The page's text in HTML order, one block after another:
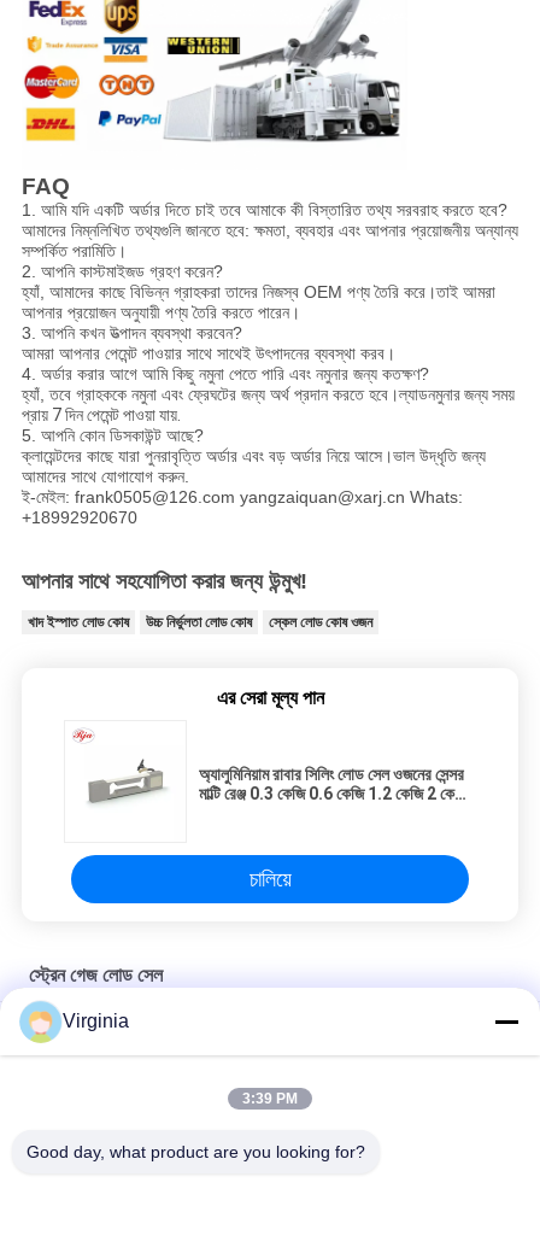
FAQ
1. আমি যদি একটি অর্ডার দিতে চাই তবে আমাকে কী বিস্তারিত তথ্য সরবরাহ করতে হবে?
আমাদের নিম্নলিখিত তথ্যগুলি জানতে হবে: ক্ষমতা, ব্যবহার এবং আপনার প্রয়োজনীয় অন্যান্য
সম্পর্কিত পরামিতি।
2. আপনি কাস্টমাইজড গ্রহণ করেন?
হ্যাঁ, আমাদের কাছে বিভিন্ন গ্রাহকরা তাদের নিজস্ব OEM পণ্য তৈরি করে।তাই আমরা
আপনার প্রয়োজন অনুযায়ী পণ্য তৈরি করতে পারেন।
3. আপনি কখন উত্পাদন ব্যবস্থা করবেন?
আমরা আপনার পেমেন্ট পাওয়ার সাথে সাথেই উৎপাদনের ব্যবস্থা করব।
4. অর্ডার করার আগে আমি কিছু নমুনা পেতে পারি এবং নমুনার জন্য কতক্ষণ?
হ্যাঁ, তবে গ্রাহককে নমুনা এবং ফ্রেঘটের জন্য অর্থ প্রদান করতে হবে।ল্যাডনমুনার জন্য সময়
প্রায় 7 দিন পেমেন্ট পাওয়া যায়.
5. আপনি কোন ডিসকাউন্ট আছে?
ক্লায়েন্টদের কাছে যারা পুনরাবৃত্তি অর্ডার এবং বড় অর্ডার নিয়ে আসে।ভাল উদ্ধৃতি জন্য
আমাদের সাথে যোগাযোগ করুন.
ই-মেইল: frank0505@126.com yangzaiquan@xarj.cn Whats:
+18992920670
আপনার সাথে সহযোগিতা করার জন্য উন্মুখ!
খাদ ইস্পাত লোড কোষ উচ্চ নির্ভুলতা লোড কোষ স্কেল লোড কোষ ওজন
এর সেরা মূল্য পান
অ্যালুমিনিয়াম রাবার সিলিং লোড সেল ওজনের সেন্সর
মাল্টি রেঞ্জ 0.3 কেজি 0.6 কেজি 1.2 কেজি 2 কেজি
চালিয়ে
স্ট্রেন গেজ লোড সেল
লিফট ওভারলোড স্ট্রেন গেজ লোড সেল / উচ্চ নির্ভুলতা লোড সেল 60 কেজি ক্ষমতা
Virginia
3:39 PM
Good day, what product are you looking for?